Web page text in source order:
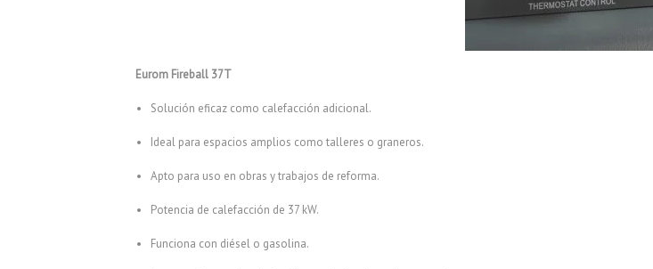
Eurom Fireball 37T
Solución eficaz como calefacción adicional.
Ideal para espacios amplios como talleres o graneros.
Apto para uso en obras y trabajos de reforma.
Potencia de calefacción de 37 kW.
Funciona con diésel o gasolina.